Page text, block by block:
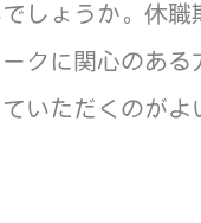
しょうか。休職
クに関心のある
いただくのがよ